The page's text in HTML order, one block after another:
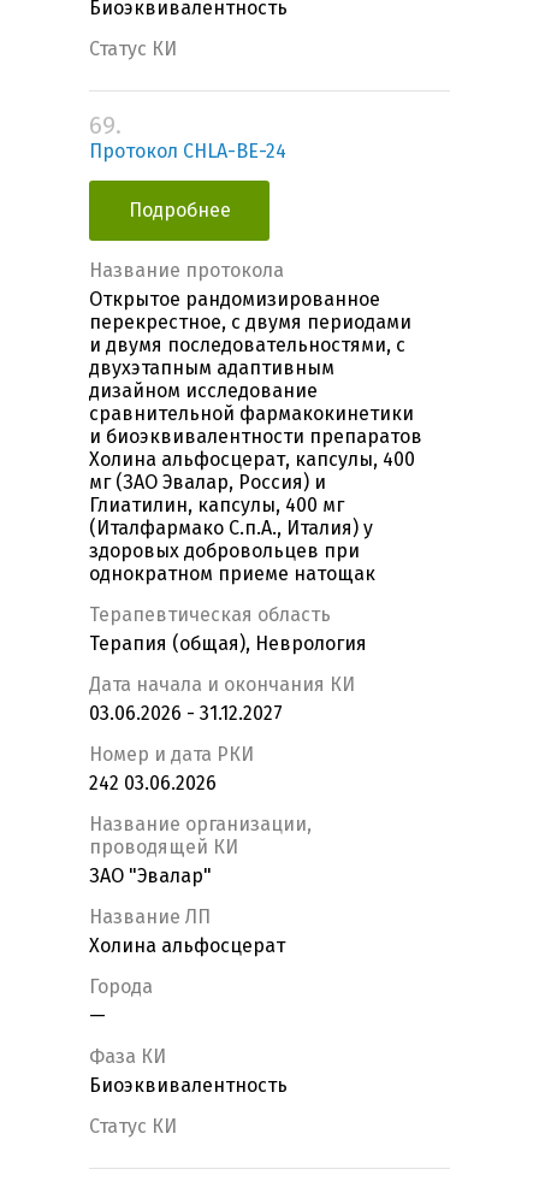
Биоэквивалентность
Статус КИ
69.
Протокол CHLA-BE-24
Подробнее
Название протокола
Открытое рандомизированное
перекрестное, с двумя периодами
и двумя последовательностями, с
двухэтапным адаптивным
дизайном исследование
сравнительной фармакокинетики
и биоэквивалентности препаратов
Холина альфосцерат, капсулы, 400
мг (ЗАО Эвалар, Россия) и
Глиатилин, капсулы, 400 мг
(Италфармако С.п.А., Италия) у
здоровых добровольцев при
однократном приеме натощак
Терапевтическая область
Терапия (общая), Неврология
Дата начала и окончания КИ
03.06.2026 - 31.12.2027
Номер и дата РКИ
242 03.06.2026
Название организации,
проводящей КИ
ЗАО "Эвалар"
Название ЛП
Холина альфосцерат
Города
—
Фаза КИ
Биоэквивалентность
Статус КИ